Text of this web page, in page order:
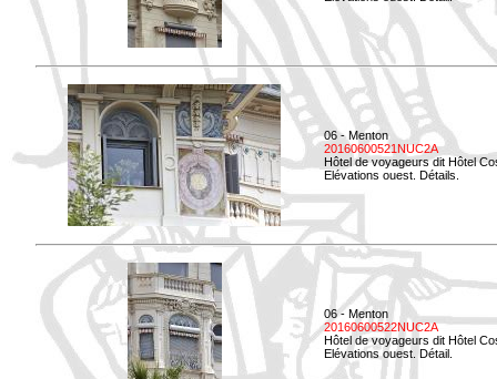
06 - Menton
20160600521NUC2A
Hôtel de voyageurs dit Hôtel
Elévations ouest. Détails.
06 - Menton
20160600522NUC2A
Hôtel de voyageurs dit Hôtel
Elévations ouest. Détail.